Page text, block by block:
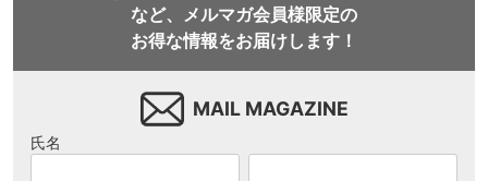
など、メルマガ会員様限定の
お得な情報をお届けします！
MAIL MAGAZINE
氏名